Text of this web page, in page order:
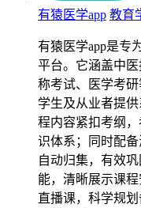
有猿医学app 教育
有猿医学app是专
平台。它涵盖中
称考试、医学考
学生及从业者提
程内容紧扣考纲
识体系；同时配
自动归集，有效
能，清晰展示课
直播课，科学规